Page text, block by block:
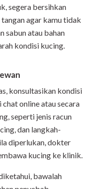
segera bersihkan
agar kamu tidak
sabun atau bahan
kondisi kucing.
konsultasikan kondisi
online atau secara
seperti jenis racun
dan langkah-
diperlukan, dokter
kucing ke klinik.
bawalah